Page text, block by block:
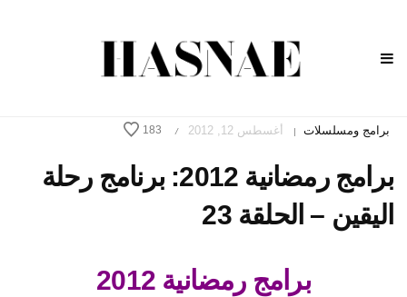
برامج ومسلسلات | أغسطس 12, 2012 /
183
برامج رمضانية 2012: برنامج رحلة
اليقين – الحلقة 23
برامج رمضانية 2012